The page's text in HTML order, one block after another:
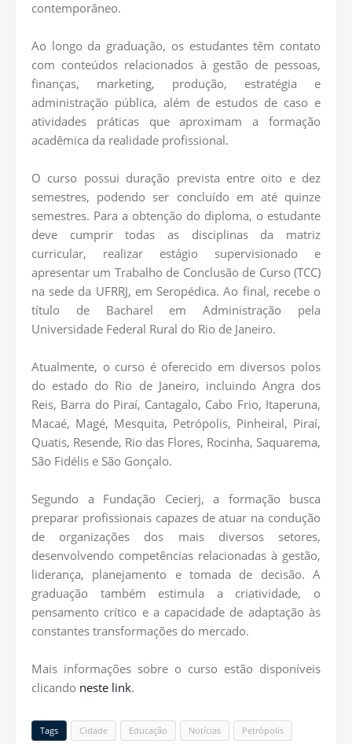
contemporâneo.
Ao longo da graduação, os estudantes têm contato
com conteúdos relacionados à gestão de pessoas,
finanças, marketing, produção, estratégia e
administração pública, além de estudos de caso e
atividades práticas que aproximam a formação
acadêmica da realidade profissional.
O curso possui duração prevista entre oito e dez
semestres, podendo ser concluído em até quinze
semestres. Para a obtenção do diploma, o estudante
deve cumprir todas as disciplinas da matriz
curricular, realizar estágio supervisionado e
apresentar um Trabalho de Conclusão de Curso (TCC)
na sede da UFRRJ, em Seropédica. Ao final, recebe o
título de Bacharel em Administração pela
Universidade Federal Rural do Rio de Janeiro.
Atualmente, o curso é oferecido em diversos polos
do estado do Rio de Janeiro, incluindo Angra dos
Reis, Barra do Piraí, Cantagalo, Cabo Frio, Itaperuna,
Macaé, Magé, Mesquita, Petrópolis, Pinheiral, Piraí,
Quatis, Resende, Rio das Flores, Rocinha, Saquarema,
São Fidélis e São Gonçalo.
Segundo a Fundação Cecierj, a formação busca
preparar profissionais capazes de atuar na condução
de organizações dos mais diversos setores,
desenvolvendo competências relacionadas à gestão,
liderança, planejamento e tomada de decisão. A
graduação também estimula a criatividade, o
pensamento crítico e a capacidade de adaptação às
constantes transformações do mercado.
Mais informações sobre o curso estão disponíveis
clicando neste link.
Tags Cidade Educação Notícias Petrópolis